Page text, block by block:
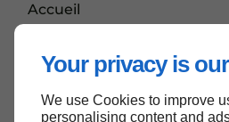
Your privacy is
We use Cookies to improve
personalising content and
Accueil
Mentions légales
Plan du site